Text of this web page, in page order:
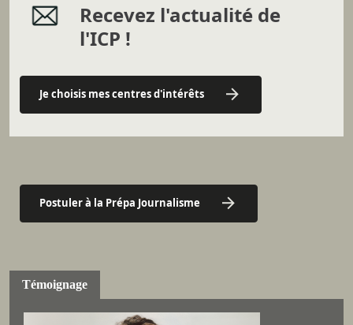
Recevez l'actualité de
l'ICP !
Je choisis mes centres d'intérêts
Postuler à la Prépa Journalisme
Témoignage